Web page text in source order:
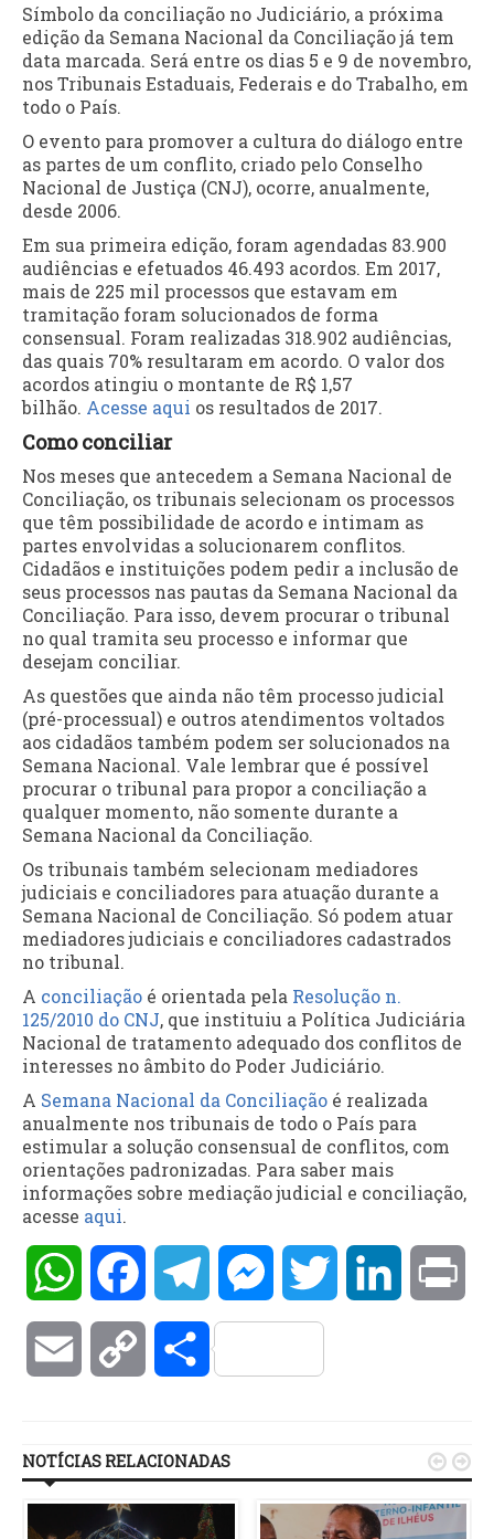
Símbolo da conciliação no Judiciário, a próxima
edição da Semana Nacional da Conciliação já tem
data marcada. Será entre os dias 5 e 9 de novembro,
nos Tribunais Estaduais, Federais e do Trabalho, em
todo o País.
O evento para promover a cultura do diálogo entre
as partes de um conflito, criado pelo Conselho
Nacional de Justiça (CNJ), ocorre, anualmente,
desde 2006.
Em sua primeira edição, foram agendadas 83.900
audiências e efetuados 46.493 acordos. Em 2017,
mais de 225 mil processos que estavam em
tramitação foram solucionados de forma
consensual. Foram realizadas 318.902 audiências,
das quais 70% resultaram em acordo. O valor dos
acordos atingiu o montante de R$ 1,57
bilhão. Acesse aqui os resultados de 2017.
Como conciliar
Nos meses que antecedem a Semana Nacional de
Conciliação, os tribunais selecionam os processos
que têm possibilidade de acordo e intimam as
partes envolvidas a solucionarem conflitos.
Cidadãos e instituições podem pedir a inclusão de
seus processos nas pautas da Semana Nacional da
Conciliação. Para isso, devem procurar o tribunal
no qual tramita seu processo e informar que
desejam conciliar.
As questões que ainda não têm processo judicial
(pré-processual) e outros atendimentos voltados
aos cidadãos também podem ser solucionados na
Semana Nacional. Vale lembrar que é possível
procurar o tribunal para propor a conciliação a
qualquer momento, não somente durante a
Semana Nacional da Conciliação.
Os tribunais também selecionam mediadores
judiciais e conciliadores para atuação durante a
Semana Nacional de Conciliação. Só podem atuar
mediadores judiciais e conciliadores cadastrados
no tribunal.
A conciliação é orientada pela Resolução n.
125/2010 do CNJ, que instituiu a Política Judiciária
Nacional de tratamento adequado dos conflitos de
interesses no âmbito do Poder Judiciário.
A Semana Nacional da Conciliação é realizada
anualmente nos tribunais de todo o País para
estimular a solução consensual de conflitos, com
orientações padronizadas. Para saber mais
informações sobre mediação judicial e conciliação,
acesse aqui.
WhatsAppFacebookTelegramMessengerTwitter LinkedIn
Email Copy Compartilhar
NOTÍCIAS RELACIONADAS  